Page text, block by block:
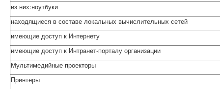
из них:ноутбуки
находящиеся в составе локальных вычислительных сетей
имеющие доступ к Интернету
имеющие доступ к Интранет-порталу организации
Мультимедийные проекторы
Принтеры